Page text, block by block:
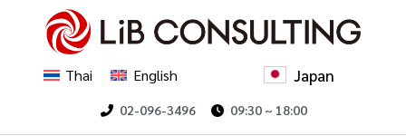
Thai English Japan
02-096-3496 09:30 ~ 18:00